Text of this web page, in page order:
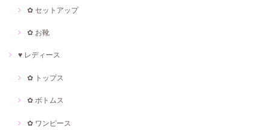
✿ セットアップ
✿ お靴
♥ レディース
✿ トップス
✿ ボトムス
✿ ワンピース